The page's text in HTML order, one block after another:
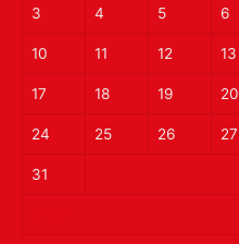
3 4 5 6
10 11 12 13
17 18 19 20
24 25 26 27
31